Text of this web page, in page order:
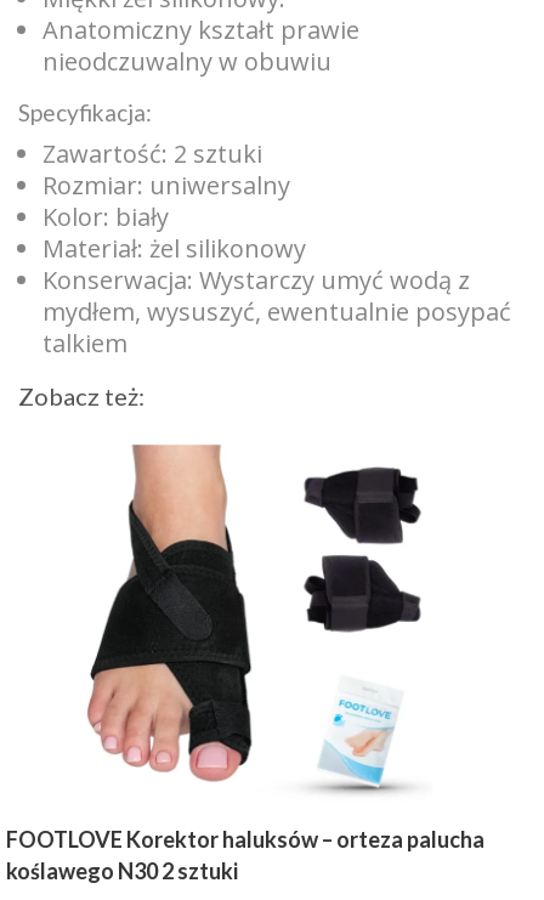
Anatomiczny kształt prawie
nieodczuwalny w obuwiu
Specyfikacja:
Zawartość: 2 sztuki
Rozmiar: uniwersalny
Kolor: biały
Materiał: żel silikonowy
Konserwacja: Wystarczy umyć wodą z
mydłem, wysuszyć, ewentualnie posypać
talkiem
Zobacz też:
FOOTLOVE Korektor haluksów – orteza palucha
koślawego N30 2 sztuki